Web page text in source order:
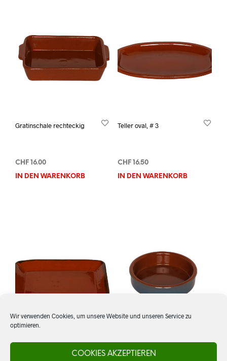
Wir verwenden Cookies, um unsere Website und unseren Service zu
optimieren.
COOKIES AKZEPTIEREN
Gratinschale rechteckig
CHF 16.00
IN DEN WARENKORB
Teller oval, # 3
CHF16.50
IN DEN WARENKORB
Platte Rechteck Cazuela 15 cm, blau